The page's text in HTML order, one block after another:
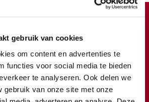
gebruik van cookies
om content en advertenties te
functies voor social media te bieden
te analyseren. Ook delen we
gebruik van onze site met onze
we met uw extra gift doen?
Doneer